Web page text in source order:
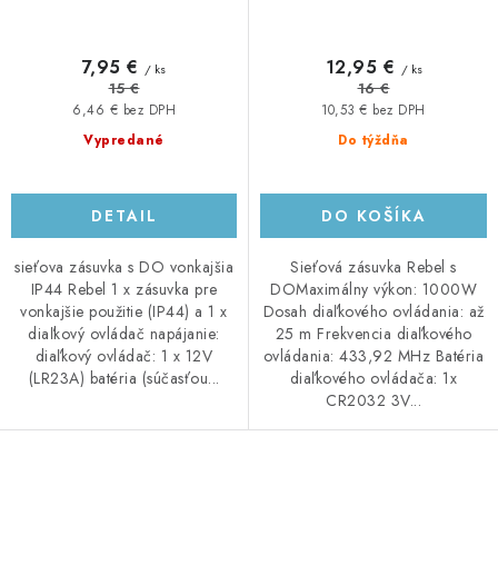
Vypredané
6,46 € bez DPH
7,95 € / ks
15 €
DETAIL
sieťova zásuvka s DO vonkajšia
IP44 Rebel 1 x zásuvka pre
vonkajšie použitie (IP44) a 1 x
diaľkový ovládač napájanie:
diaľkový ovládač: 1 x 12V
(LR23A) batéria (súčasťou...
Do týždňa
10,53 € bez DPH
12,95 € / ks
16 €
DO KOŠÍKA
Sieťová zásuvka Rebel s
DOMaximálny výkon: 1000W
Dosah diaľkového ovládania: až
25 m Frekvencia diaľkového
ovládania: 433,92 MHz Batéria
diaľkového ovládača: 1x
CR2032 3V...